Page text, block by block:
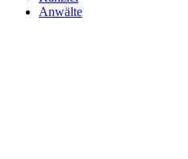
Anwälte